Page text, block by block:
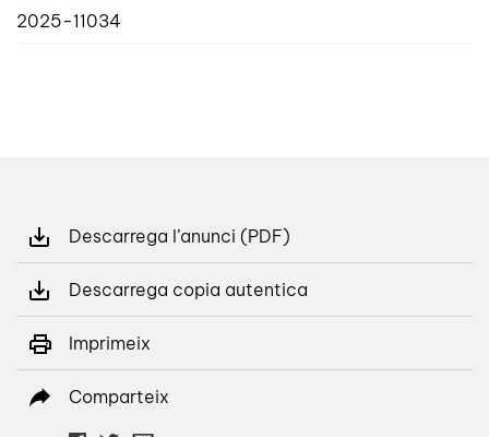
2025-11034
Descarrega l’anunci (PDF)
Descarrega copia autentica
Imprimeix
Comparteix